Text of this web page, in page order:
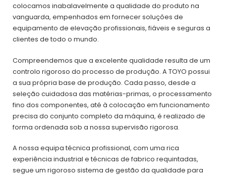
colocamos inabalavelmente a qualidade do produto na
vanguarda, empenhados em fornecer soluções de
equipamento de elevação profissionais, fiáveis e seguras a
clientes de todo o mundo.
Compreendemos que a excelente qualidade resulta de um
controlo rigoroso do processo de produção. A TOYO possui
a sua própria base de produção. Cada passo, desde a
seleção cuidadosa das matérias-primas, o processamento
fino dos componentes, até à colocação em funcionamento
precisa do conjunto completo da máquina, é realizado de
forma ordenada sob a nossa supervisão rigorosa.
A nossa equipa técnica profissional, com uma rica
experiência industrial e técnicas de fabrico requintadas,
segue um rigoroso sistema de gestão da qualidade para